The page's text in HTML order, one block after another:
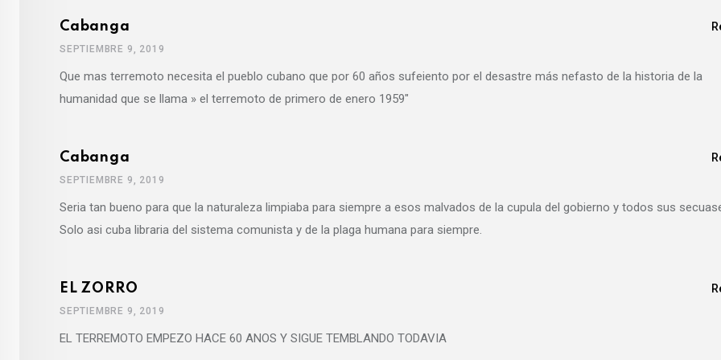
Cabanga
SEPTIEMBRE 9, 2019
Que mas terremoto necesita el pueblo cubano que por 60 años sufeiento por el desastre más nefasto de la historia de la
humanidad que se llama » el terremoto de primero de enero 1959″
Cabanga
SEPTIEMBRE 9, 2019
Seria tan bueno para que la naturaleza limpiaba para siempre a esos malvados de la cupula del gobierno y todos sus
Solo asi cuba libraria del sistema comunista y de la plaga humana para siempre.
EL ZORRO
SEPTIEMBRE 9, 2019
EL TERREMOTO EMPEZO HACE 60 ANOS Y SIGUE TEMBLANDO TODAVIA